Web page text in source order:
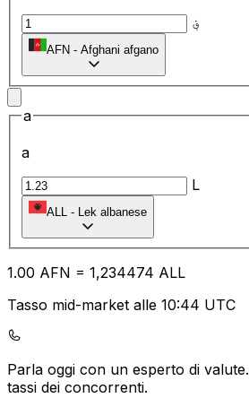
؋
AFN - Afghani afgano
a
a
L
ALL - Lek albanese
1.00 AFN = 1,234474 ALL
Tasso mid-market alle 10:44 UTC
Parla oggi con un esperto di valute.
tassi dei concorrenti.